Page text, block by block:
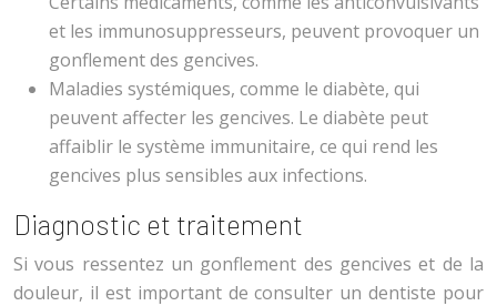
et les immunosuppresseurs, peuvent provoquer un
gonflement des gencives.
Maladies systémiques, comme le diabète, qui
peuvent affecter les gencives. Le diabète peut
affaiblir le système immunitaire, ce qui rend les
gencives plus sensibles aux infections.
Diagnostic et traitement
Si vous ressentez un gonflement des gencives et de la
douleur, il est important de consulter un dentiste pour